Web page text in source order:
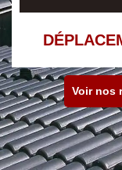
Voir nos